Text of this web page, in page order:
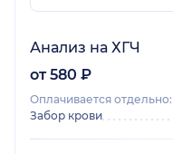
Анализ на ХГЧ
от 580 ₽
Оплачивается отдельно:
Забор крови